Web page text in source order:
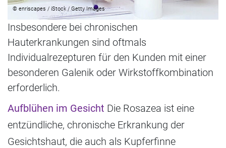
© enriscapes / iStock / Getty Images
Insbesondere bei chronischen
Hauterkrankungen sind oftmals
Individualrezepturen für den Kunden mit einer
besonderen Galenik oder Wirkstoffkombination
erforderlich.
Aufblühen im Gesicht Die Rosazea ist eine
entzündliche, chronische Erkrankung der
Gesichtshaut, die auch als Kupferfinne